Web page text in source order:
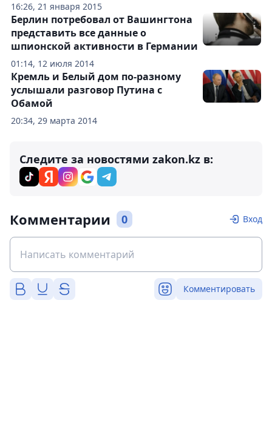
16:26, 21 января 2015
01:14, 12 июля 2014
Берлин потребовал от Вашингтона
представить все данные о
шпионской активности в Германии
20:34, 29 марта 2014
Кремль и Белый дом по-разному
услышали разговор Путина с
Обамой
Следите за новостями zakon.kz в:
Комментарии 0 Вход
Комментировать